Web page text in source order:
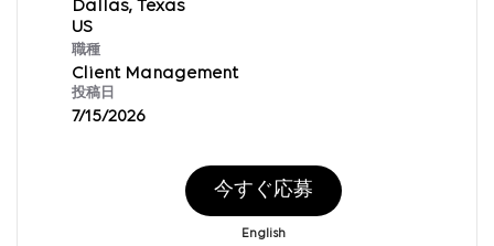
Dallas, Texas
職種
Client Management
投稿日
7/15/2026
今すぐ応募
English